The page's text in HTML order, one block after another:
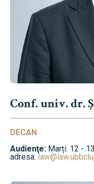
Conf. univ. dr.
DECAN
Audienţe: Marți: 12 -
adresa: